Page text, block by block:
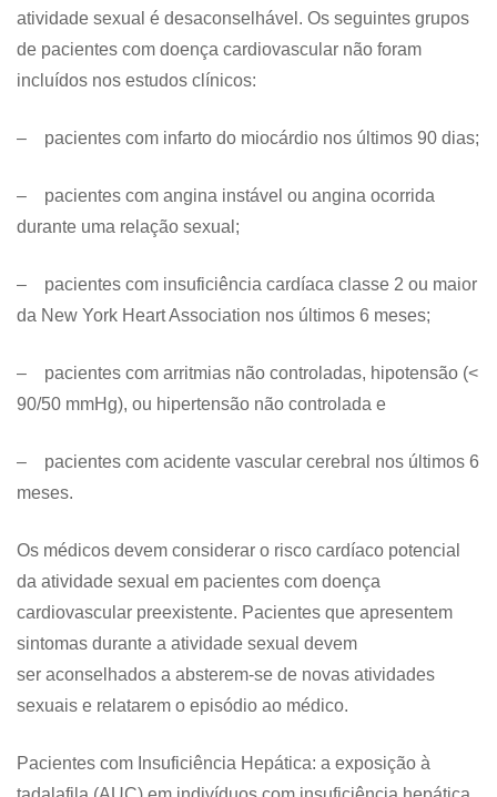
atividade sexual é desaconselhável. Os seguintes grupos
de pacientes com doença cardiovascular não foram
incluídos nos estudos clínicos:
– pacientes com infarto do miocárdio nos últimos 90 dias;
– pacientes com angina instável ou angina ocorrida
durante uma relação sexual;
– pacientes com insuficiência cardíaca classe 2 ou maior
da New York Heart Association nos últimos 6 meses;
– pacientes com arritmias não controladas, hipotensão (<
90/50 mmHg), ou hipertensão não controlada e
– pacientes com acidente vascular cerebral nos últimos 6
meses.
Os médicos devem considerar o risco cardíaco potencial
da atividade sexual em pacientes com doença
cardiovascular preexistente. Pacientes que apresentem
sintomas durante a atividade sexual devem
ser aconselhados a absterem-se de novas atividades
sexuais e relatarem o episódio ao médico.
Pacientes com Insuficiência Hepática: a exposição à